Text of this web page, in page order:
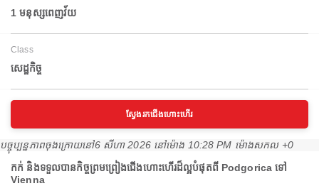
1 មនុស្សពេញវ័យ
Class
សេដ្ឋកិច្ច
ស្វែងរកជើងហោះហើរ
បច្ចុប្បន្នភាពចុងក្រោយនៅ6 សីហា 2026 នៅ​ម៉ោង 10:28 PM ម៉ោង​សកល +0
កក់ និងទទួលបានកិច្ចព្រមព្រៀងជើងហោះហើរដ៏ល្អបំផុតពី Podgorica ទៅ
Vienna